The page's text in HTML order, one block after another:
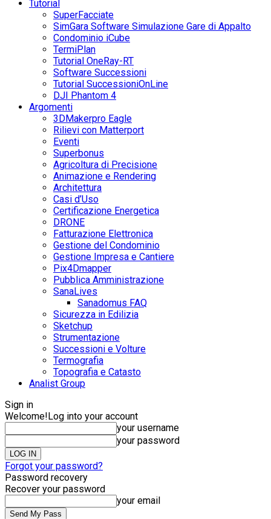
Tutorial
SuperFacciate
SimGara Software Simulazione Gare di Appalto
Condominio iCube
TermiPlan
Tutorial OneRay-RT
Software Successioni
Tutorial SuccessioniOnLine
DJI Phantom 4
Argomenti
3DMakerpro Eagle
Rilievi con Matterport
Eventi
Superbonus
Agricoltura di Precisione
Animazione e Rendering
Architettura
Casi d’Uso
Certificazione Energetica
DRONE
Fatturazione Elettronica
Gestione del Condominio
Gestione Impresa e Cantiere
Pix4Dmapper
Pubblica Amministrazione
SanaLives
Sanadomus FAQ
Sicurezza in Edilizia
Sketchup
Strumentazione
Successioni e Volture
Termografia
Topografia e Catasto
Analist Group
Sign in
Welcome!Log into your account
your username
your password
Forgot your password?
Password recovery
Recover your password
your email